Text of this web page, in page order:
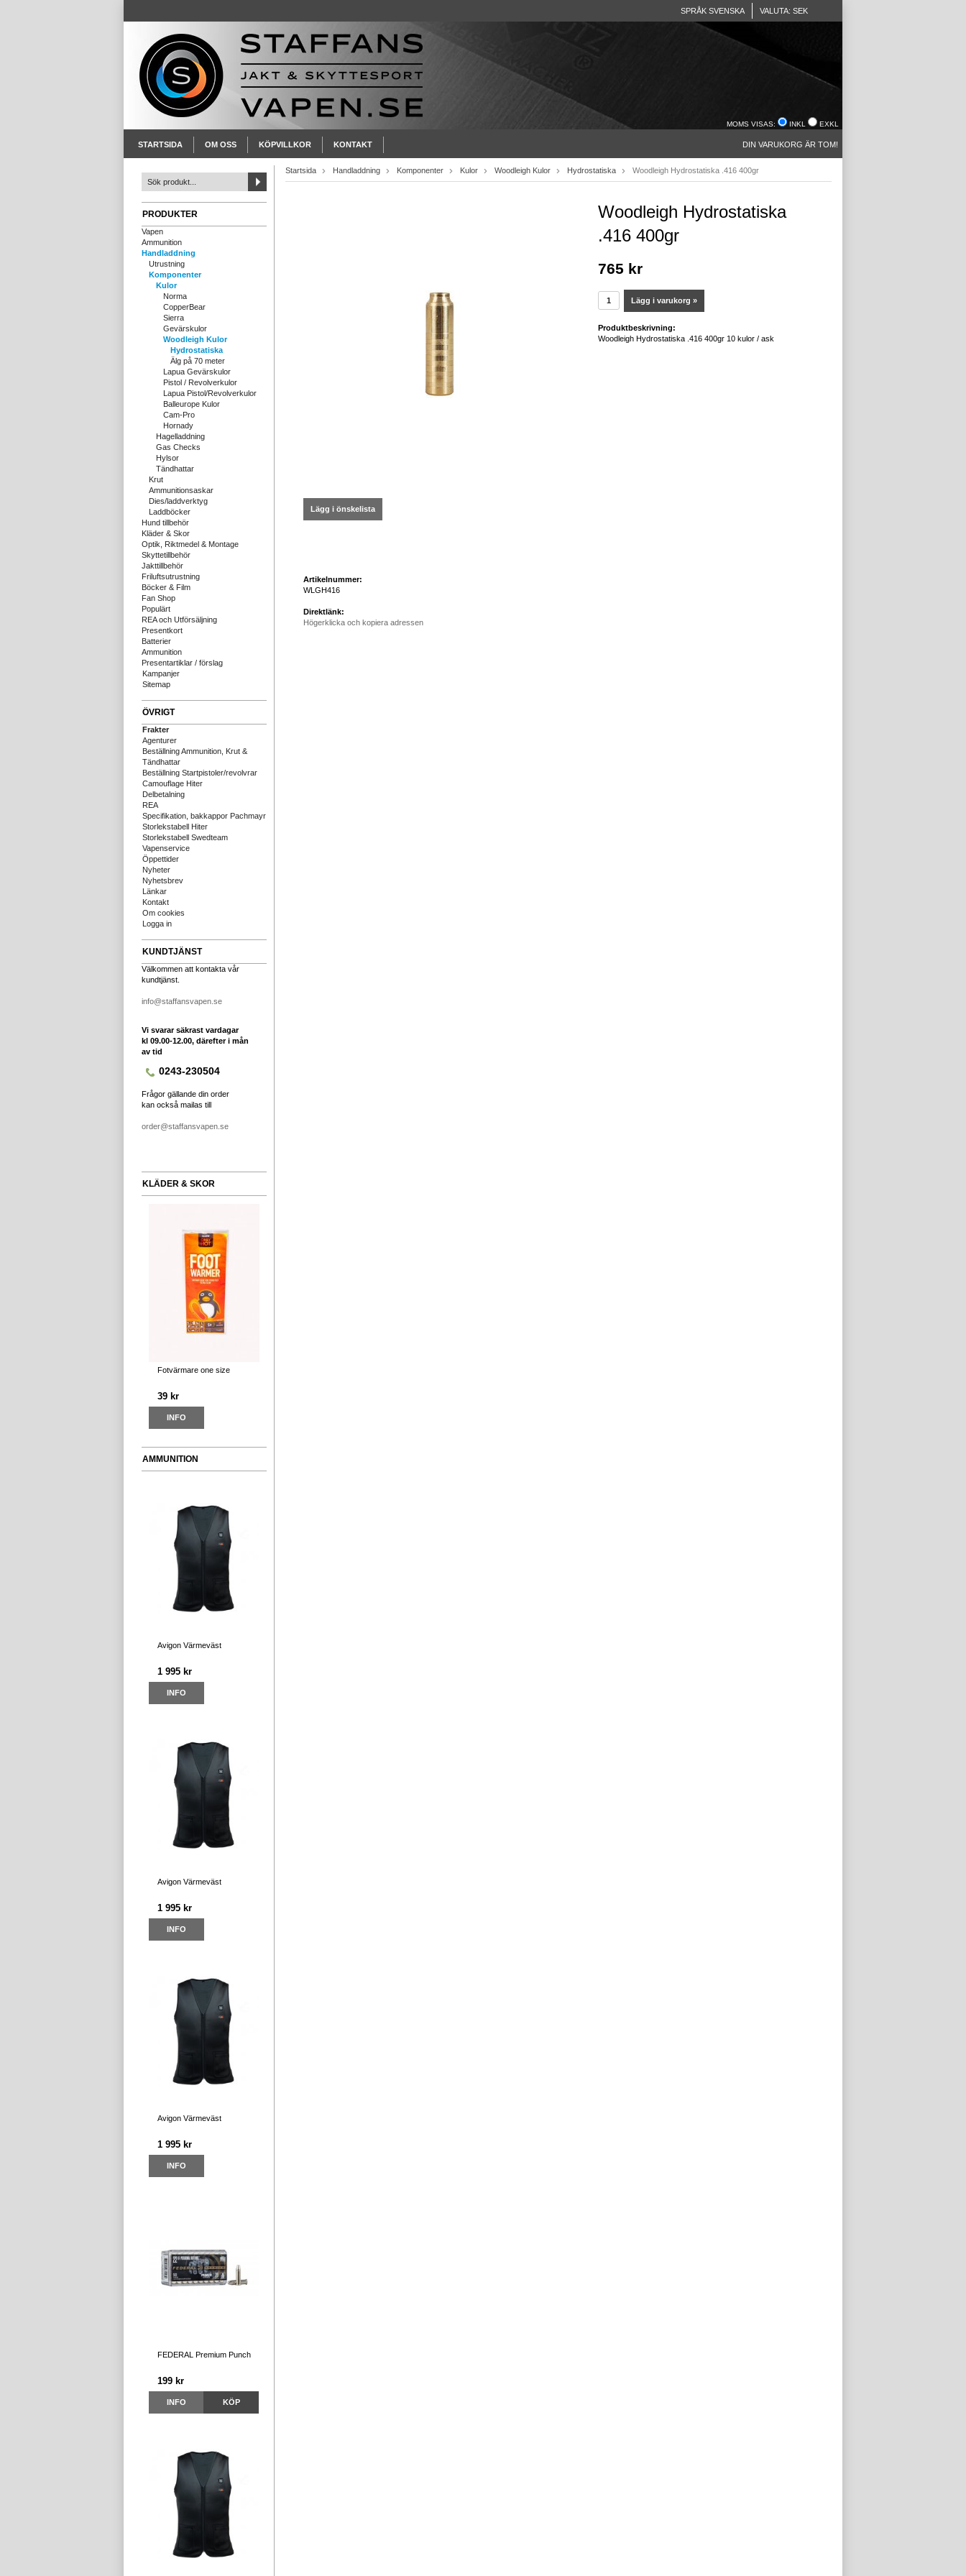
SPRÅK SVENSKA VALUTA: SEK
MOMS VISAS: INKL EXKL
STARTSIDA OM OSS KÖPVILLKOR KONTAKT DIN VARUKORG ÄR TOM!
PRODUKTER
Vapen
Ammunition
Handladdning
Utrustning
Komponenter
Kulor
Norma
CopperBear
Sierra
Gevärskulor
Woodleigh Kulor
Hydrostatiska
Älg på 70 meter
Lapua Gevärskulor
Pistol / Revolverkulor
Lapua Pistol/Revolverkulor
Balleurope Kulor
Cam-Pro
Hornady
Hagelladdning
Gas Checks
Hylsor
Tändhattar
Krut
Ammunitionsaskar
Dies/laddverktyg
Laddböcker
Hund tillbehör
Kläder & Skor
Optik, Riktmedel & Montage
Skyttetillbehör
Jakttillbehör
Friluftsutrustning
Böcker & Film
Fan Shop
Populärt
REA och Utförsäljning
Presentkort
Batterier
Ammunition
Presentartiklar / förslag
Kampanjer
Sitemap
ÖVRIGT
Frakter
Agenturer
Beställning Ammunition, Krut &
Tändhattar
Beställning Startpistoler/revolvrar
Camouflage Hiter
Delbetalning
REA
Specifikation, bakkappor Pachmayr
Storlekstabell Hiter
Storlekstabell Swedteam
Vapenservice
Öppettider
Nyheter
Nyhetsbrev
Länkar
Kontakt
Om cookies
Logga in
KUNDTJÄNST
Välkommen att kontakta vår
kundtjänst.
info@staffansvapen.se
Vi svarar säkrast vardagar
kl 09.00-12.00, därefter i mån
av tid
0243-230504
Frågor gällande din order
kan också mailas till
order@staffansvapen.se
KLÄDER & SKOR
Fotvärmare one size
39 kr
INFO
AMMUNITION
Avigon Värmeväst
1 995 kr
INFO
Avigon Värmeväst
1 995 kr
INFO
Avigon Värmeväst
1 995 kr
INFO
FEDERAL Premium Punch
199 kr
INFO KÖP
Startsida Handladdning Komponenter Kulor Woodleigh Kulor Hydrostatiska Woodleigh Hydrostatiska .416 400gr
Lägg i önskelista
Artikelnummer:
WLGH416
Direktlänk:
Högerklicka och kopiera adressen
Woodleigh Hydrostatiska
.416 400gr
765 kr
Lägg i varukorg »
Produktbeskrivning:
Woodleigh Hydrostatiska .416 400gr 10 kulor / ask